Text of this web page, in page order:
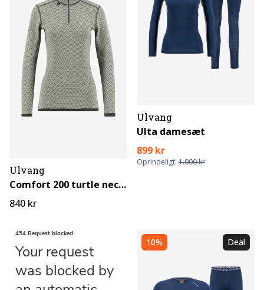
Ulvang
Comfort 200 turtle neck til damer
840 kr
Ulvang
Ulta damesæt
899 kr
Oprindeligt: 1.000 kr
10% Deal